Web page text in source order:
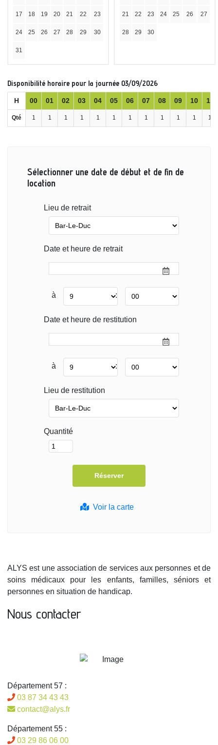
17 18 19 20 21 22 23
24 25 26 27 28 29 30
31
21 22 23 24 25 26 27
28 29 30
Disponibilité horaire pour la journée 03/09/2026
H 00 01 02 03 04 05 06 07 08 09 10 11
Qté 1 1 1 1 1 1 1 1 1 1 1 1
Sélectionner une date de début et de fin de
location
Voir la carte
Lieu de retrait
Date et heure de retrait
à :
Date et heure de restitution
à :
Lieu de restitution
Quantité
ALYS est une association de services aux personnes et de
soins médicaux pour les enfants, familles, séniors et
personnes en situation de handicap.
Nous contacter
Département 57 :
03 87 34 43 43
contact@alys.fr
Département 55 :
03 29 86 06 00